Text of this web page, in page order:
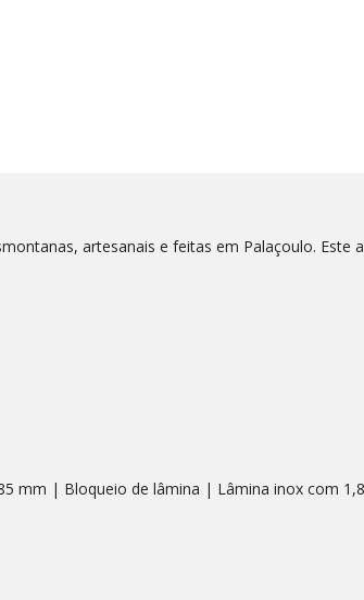
artesanais e feitas em Palaçoulo. Este
mm | Bloqueio de lâmina | Lâmina inox com